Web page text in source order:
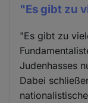
"Es gibt zu
"Es gibt zu
Judenhasses
Dabei